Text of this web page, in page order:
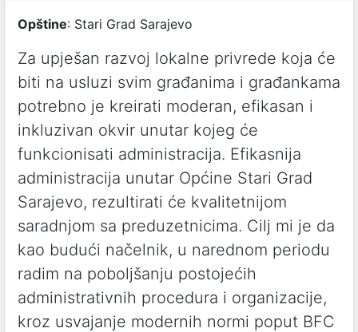
Opštine: Stari Grad Sarajevo
Za upješan razvoj lokalne privrede koja će
biti na usluzi svim građanima i građankama
potrebno je kreirati moderan, efikasan i
inkluzivan okvir unutar kojeg će
funkcionisati administracija. Efikasnija
administracija unutar Općine Stari Grad
Sarajevo, rezultirati će kvalitetnijom
saradnjom sa preduzetnicima. Cilj mi je da
kao budući načelnik, u narednom periodu
radim na poboljšanju postojećih
administrativnih procedura i organizacije,
kroz usvajanje modernih normi poput BFC